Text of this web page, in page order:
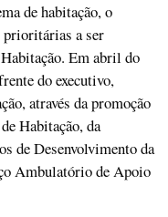
de habitação, o
prioritárias a ser
Em abril do
do executivo,
através da promoção
Habitação, da
de Desenvolvimento da
Ambulatório de Apoio